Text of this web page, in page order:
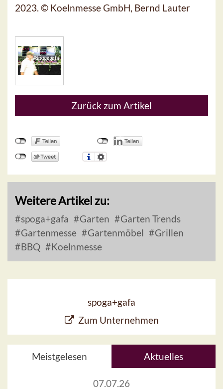
2023. © Koelnmesse GmbH, Bernd Lauter
Zurück zum Artikel
Weitere Artikel zu:
spoga+gafa Garten
Garten Trends
Gartenmesse
Gartenmöbel
Grillen
BBQ
Koelnmesse
spoga+gafa
Zum Unternehmen
Meistgelesen Aktuelles
07.07.26